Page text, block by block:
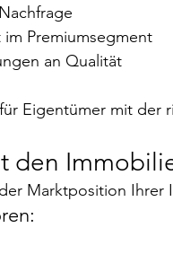
Premiumsegment
an Qualität
Eigentümer mit der
den
Marktposition Ihrer